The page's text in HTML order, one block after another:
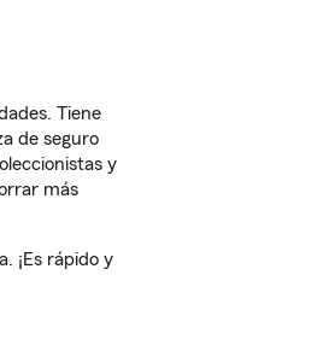
Tiene
de seguro
y
más
¡Es rápido y